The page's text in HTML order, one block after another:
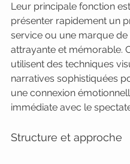
Leur principale fonction
présenter rapidement un
service ou une marque de
attrayante et mémorable.
utilisent des techniques
narratives sophistiquées
une connexion
immédiate avec le
Structure et approche